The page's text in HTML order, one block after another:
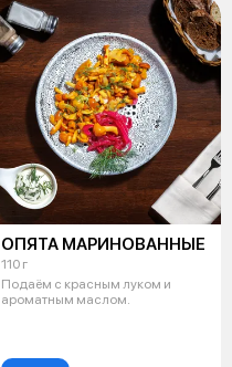
ОПЯТА МАРИНОВАННЫЕ
110 г
Подаём с красным луком и
ароматным маслом.